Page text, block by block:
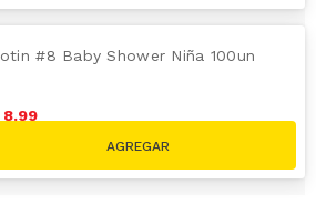
#8 Baby Shower Niña 100un
8.99